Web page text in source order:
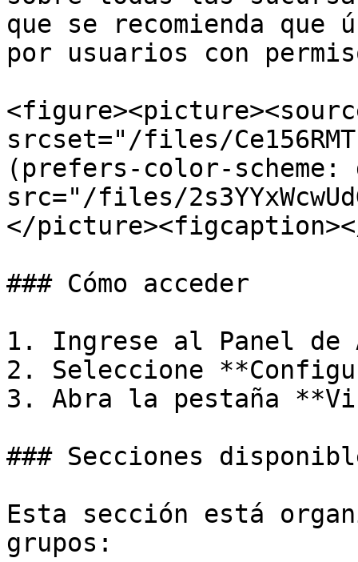
que se recomienda que
por usuarios con
srcset="/files/
(prefers-color-scheme:
src="/files/
</
### Cómo acceder
1. Ingrese al Panel de
2. Seleccione
3. Abra la pestaña
### Secciones
Esta sección está
grupos: